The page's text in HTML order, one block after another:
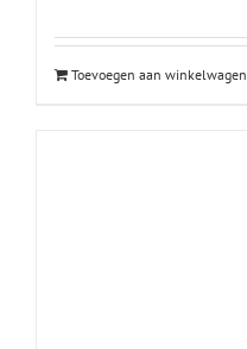
Toevoegen aan winkelwagen